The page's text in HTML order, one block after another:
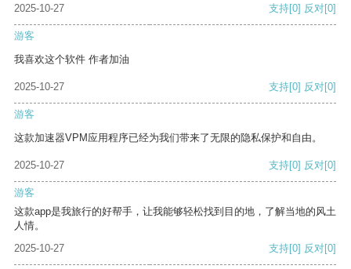
2025-10-27 支持[0] 反对[0]
游客
我喜欢这个软件 作者加油
2025-10-27 支持[0] 反对[0]
游客
这款加速器VPM应用程序已经为我们带来了无限的隐私保护和自由。
2025-10-27 支持[0] 反对[0]
游客
这款app是我旅行的好帮手，让我能够轻松找到目的地，了解当地的风土
人情。
2025-10-27
支持[0] 反对[0]